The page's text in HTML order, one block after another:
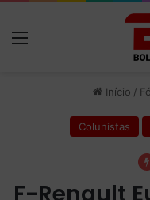
Início /
Colunistas